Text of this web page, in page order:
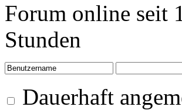
Forum online seit
Stunden
Dauerhaft